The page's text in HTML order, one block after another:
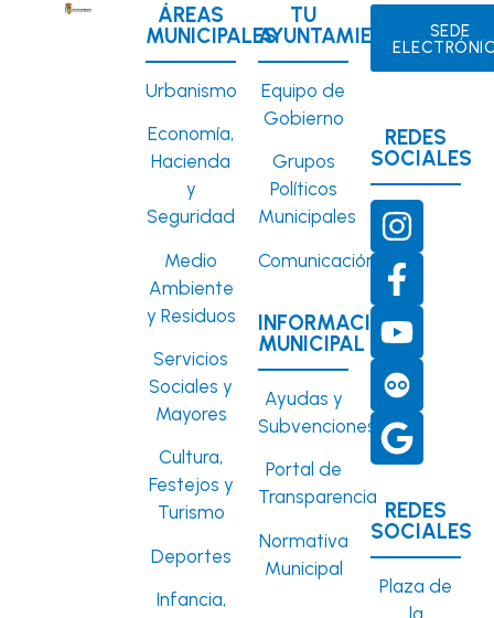
ÁREAS
MUNICIPALES
Urbanismo
Economía,
Hacienda
y
Seguridad
Medio
Ambiente
y Residuos
Servicios
Sociales y
Mayores
Cultura,
Festejos y
Turismo
Deportes
Infancia,
TU
AYUNTAMIENTO
Equipo de
Gobierno
Grupos
Políticos
Municipales
Comunicación
INFORMACIÓN
MUNICIPAL
Ayudas y
Subvenciones
Portal de
Transparencia
Normativa
Municipal
SEDE
REDES
SOCIALES
REDES
SOCIALES
Plaza de
la